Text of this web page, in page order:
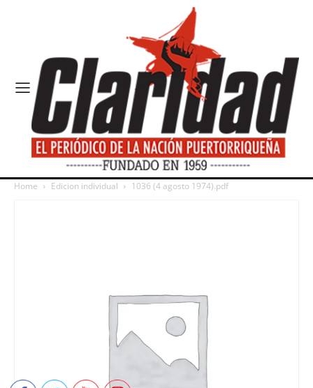
Home Edicion individual 1036 (4 agosto 1974).pdf